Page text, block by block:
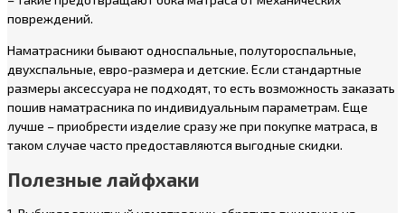
повреждений.
Наматрасники бывают односпальные, полутороспальные,
двухспальные, евро-размера и детские. Если стандартные
размеры аксессуара не подходят, то есть возможность заказать
пошив наматрасника по индивидуальным параметрам. Еще
лучше – приобрести изделие сразу же при покупке матраса, в
таком случае часто предоставляются выгодные скидки.
Полезные лайфхаки